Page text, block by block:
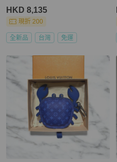
HKD 8,135
現折 200
全新品 台灣 免運